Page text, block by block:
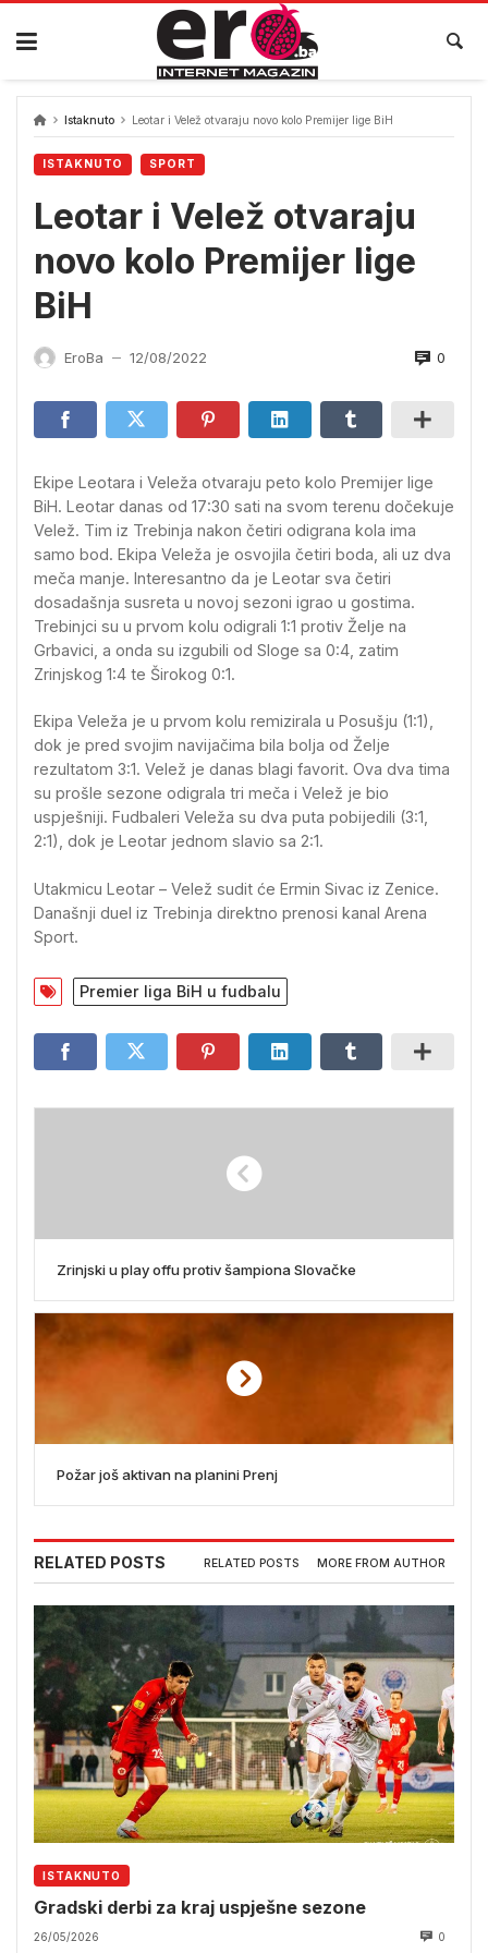
Skip
content
Istaknuto Leotar i Velež otvaraju novo kolo Premijer lige BiH
ISTAKNUTO SPORT
Leotar i Velež otvaraju
novo kolo Premijer lige
BiH
EroBa — 12/08/2022 0
Ekipe Leotara i Veleža otvaraju peto kolo Premijer lige
BiH. Leotar danas od 17:30 sati na svom terenu dočekuje
Velež. Tim iz Trebinja nakon četiri odigrana kola ima
samo bod. Ekipa Veleža je osvojila četiri boda, ali uz dva
meča manje. Interesantno da je Leotar sva četiri
dosadašnja susreta u novoj sezoni igrao u gostima.
Trebinjci su u prvom kolu odigrali 1:1 protiv Želje na
Grbavici, a onda su izgubili od Sloge sa 0:4, zatim
Zrinjskog 1:4 te Širokog 0:1.
Ekipa Veleža je u prvom kolu remizirala u Posušju (1:1),
dok je pred svojim navijačima bila bolja od Želje
rezultatom 3:1. Velež je danas blagi favorit. Ova dva tima
su prošle sezone odigrala tri meča i Velež je bio
uspješniji. Fudbaleri Veleža su dva puta pobijedili (3:1,
2:1), dok je Leotar jednom slavio sa 2:1.
Utakmicu Leotar – Velež sudit će Ermin Sivac iz Zenice.
Današnji duel iz Trebinja direktno prenosi kanal Arena
Sport.
Premier liga BiH u fudbalu
Zrinjski u play offu protiv šampiona Slovačke
Požar još aktivan na planini Prenj
RELATED POSTS RELATED POSTS MORE FROM AUTHOR
ISTAKNUTO
Gradski derbi za kraj uspješne sezone
26/05/2026 0